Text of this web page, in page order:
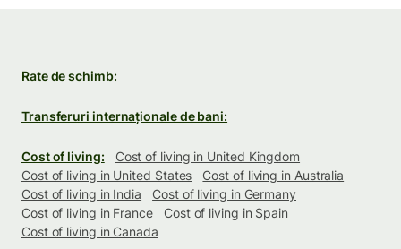
Rate de schimb:
Transferuri internaționale de bani:
Cost of living:
Cost of living in United Kingdom
Cost of living in United States
Cost of living in Australia
Cost of living in India
Cost of living in Germany
Cost of living in France
Cost of living in Spain
Cost of living in Canada